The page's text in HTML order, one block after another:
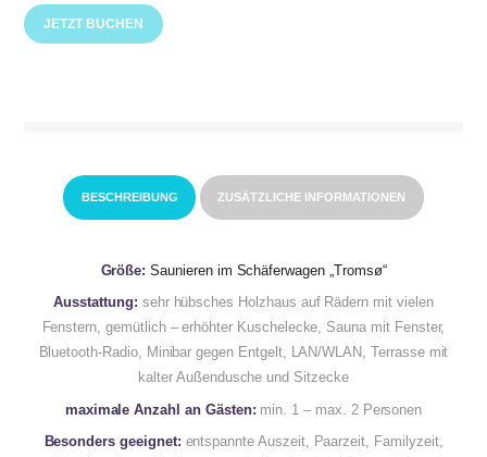
JETZT BUCHEN
BESCHREIBUNG ZUSÄTZLICHE INFORMATIONEN
Größe:Saunieren im Schäferwagen „Tromsø“
Ausstattung: sehr hübsches Holzhaus auf Rädern mit vielen
Fenstern, gemütlich – erhöhter Kuschelecke, Sauna mit Fenster,
Bluetooth-Radio, Minibar gegen Entgelt, LAN/WLAN, Terrasse mit
kalter Außendusche und Sitzecke
maximale Anzahl an Gästen: min. 1 – max. 2 Personen
Besonders geeignet: entspannte Auszeit, Paarzeit, Familyzeit,